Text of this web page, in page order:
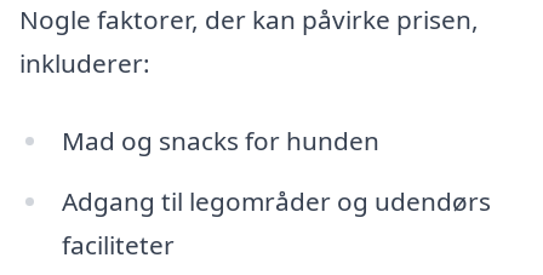
Nogle faktorer, der kan påvirke prisen,
inkluderer:
Mad og snacks for hunden
Adgang til legområder og udendørs
faciliteter